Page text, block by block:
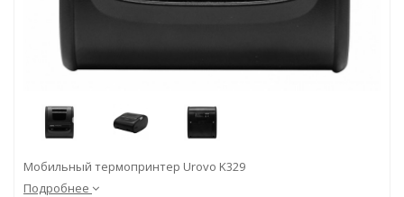
Мобильный термопринтер Urovo K329
Подробнее